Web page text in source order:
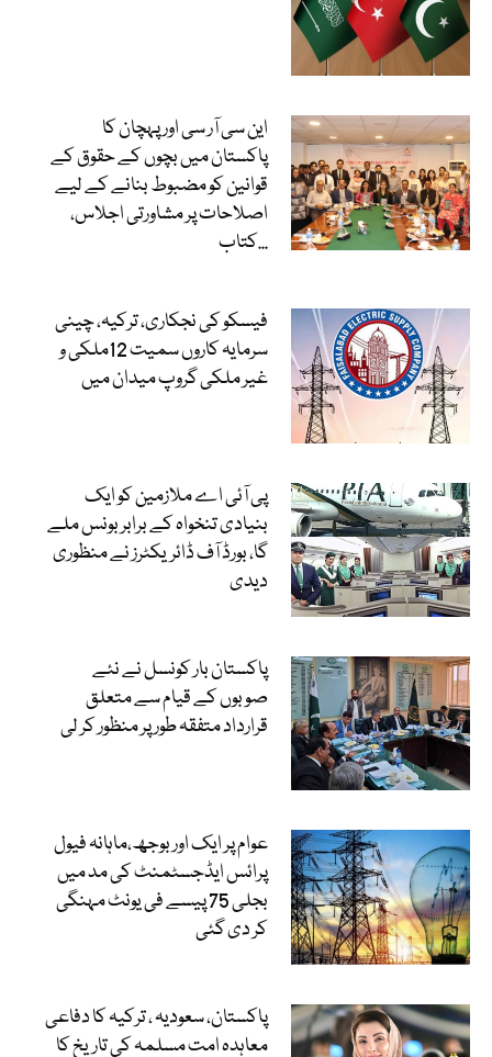
این سی آر سی اور پہچان کا
پاکستان میں بچوں کے حقوق کے
قوانین کو مضبوط بنانے کے لیے
اصلاحات پر مشاورتی اجلاس،
کتاب...
فیسکو کی نجکاری، ترکیہ، چینی
سرمایہ کاروں سمیت 12ملکی و
غیر ملکی گروپ میدان میں
پی آئی اے ملازمین کو ایک
بنیادی تنخواہ کے برابر بونس ملے
گا، بورڈ آف ڈائریکٹرز نے منظوری
دیدی
پاکستان بار کونسل نے نئے
صوبوں کے قیام سے متعلق
قرارداد متفقہ طور پر منظور کر لی
عوام پر ایک اور بوجھ،ماہانہ فیول
پرائس ایڈجسٹمنٹ کی مد میں
بجلی 75 پیسے فی یونٹ مہنگی
کر دی گئی
پاکستان، سعودیہ ، ترکیہ کا دفاعی
معاہدہ امت مسلمہ کی تاریخ کا